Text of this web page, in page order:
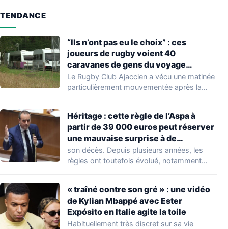
TENDANCE
“Ils n’ont pas eu le choix” : ces
joueurs de rugby voient 40
caravanes de gens du voyage
s’installer dans leur stade, ils les
délogent en moins d’1 heure
Le Rugby Club Ajaccien a vécu une matinée
particulièrement mouvementée après la
Héritage : cette règle de l’Aspa à
partir de 39 000 euros peut réserver
une mauvaise surprise à de
nombreuses familles
son décès. Depuis plusieurs années, les
règles ont toutefois évolué, notamment
« traîné contre son gré » : une vidéo
de Kylian Mbappé avec Ester
Expósito en Italie agite la toile
Habituellement très discret sur sa vie